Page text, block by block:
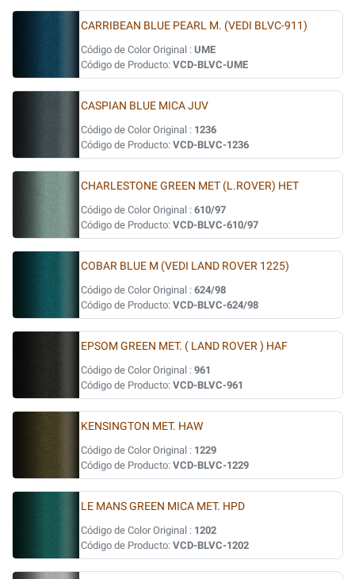
CARRIBEAN BLUE PEARL M. (VEDI BLVC-911)
Código de Color Original : UME
Código de Producto: VCD-BLVC-UME
CASPIAN BLUE MICA JUV
Código de Color Original : 1236
Código de Producto: VCD-BLVC-1236
CHARLESTONE GREEN MET (L.ROVER) HET
Código de Color Original : 610/97
Código de Producto: VCD-BLVC-610/97
COBAR BLUE M (VEDI LAND ROVER 1225)
Código de Color Original : 624/98
Código de Producto: VCD-BLVC-624/98
EPSOM GREEN MET. ( LAND ROVER ) HAF
Código de Color Original : 961
Código de Producto: VCD-BLVC-961
KENSINGTON MET. HAW
Código de Color Original : 1229
Código de Producto: VCD-BLVC-1229
LE MANS GREEN MICA MET. HPD
Código de Color Original : 1202
Código de Producto: VCD-BLVC-1202